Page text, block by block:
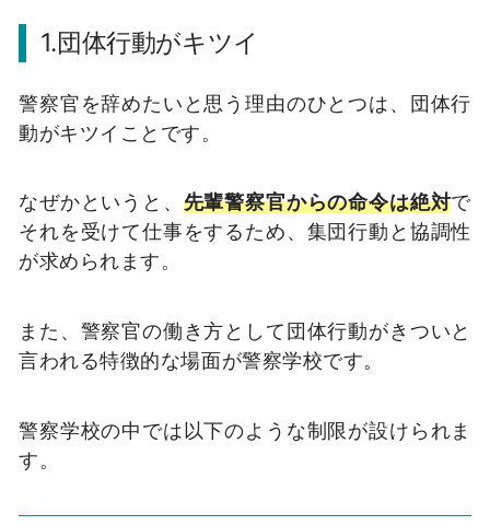
1.団体行動がキツイ
警察官を辞めたいと思う理由のひとつは、団体行
動がキツイことです。
なぜかというと、 先輩警察官からの命令は絶対で
それを受けて仕事をするため、集団行動と協調性
が求められます。
また、警察官の働き方として団体行動がきついと
言われる特徴的な場面が警察学校です。
警察学校の中では以下のような制限が設けられま
す。